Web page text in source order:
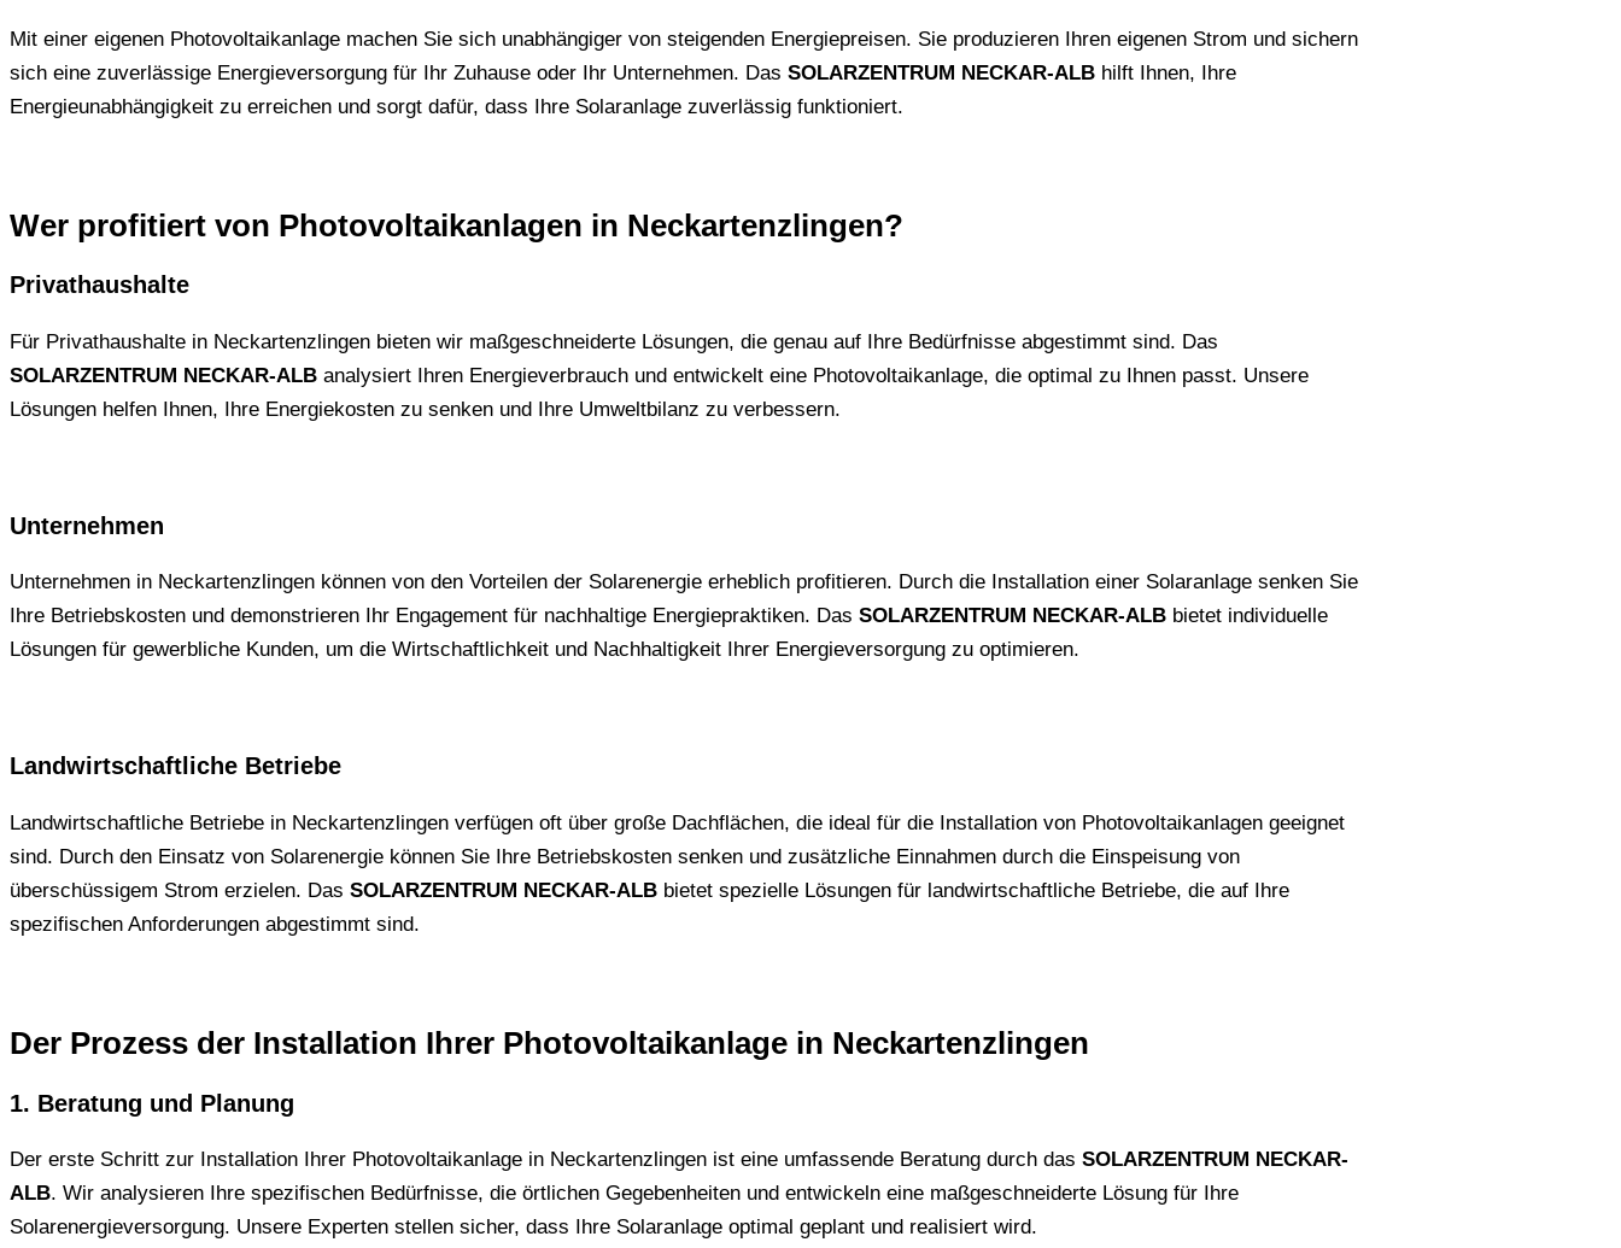
Mit einer eigenen Photovoltaikanlage machen Sie sich unabhängiger von steigenden Energiepreisen. Sie produzieren Ihren eigenen Strom und sichern
sich eine zuverlässige Energieversorgung für Ihr Zuhause oder Ihr Unternehmen. Das SOLARZENTRUM NECKAR-ALB hilft Ihnen, Ihre
Energieunabhängigkeit zu erreichen und sorgt dafür, dass Ihre Solaranlage zuverlässig funktioniert.
Wer profitiert von Photovoltaikanlagen in Neckartenzlingen?
Privathaushalte
Für Privathaushalte in Neckartenzlingen bieten wir maßgeschneiderte Lösungen, die genau auf Ihre Bedürfnisse abgestimmt sind. Das
SOLARZENTRUM NECKAR-ALB analysiert Ihren Energieverbrauch und entwickelt eine Photovoltaikanlage, die optimal zu Ihnen passt. Unsere
Lösungen helfen Ihnen, Ihre Energiekosten zu senken und Ihre Umweltbilanz zu verbessern.
Unternehmen
Unternehmen in Neckartenzlingen können von den Vorteilen der Solarenergie erheblich profitieren. Durch die Installation einer Solaranlage senken Sie
Ihre Betriebskosten und demonstrieren Ihr Engagement für nachhaltige Energiepraktiken. Das SOLARZENTRUM NECKAR-ALB bietet individuelle
Lösungen für gewerbliche Kunden, um die Wirtschaftlichkeit und Nachhaltigkeit Ihrer Energieversorgung zu optimieren.
Landwirtschaftliche Betriebe
Landwirtschaftliche Betriebe in Neckartenzlingen verfügen oft über große Dachflächen, die ideal für die Installation von Photovoltaikanlagen geeignet
sind. Durch den Einsatz von Solarenergie können Sie Ihre Betriebskosten senken und zusätzliche Einnahmen durch die Einspeisung von
überschüssigem Strom erzielen. Das SOLARZENTRUM NECKAR-ALB bietet spezielle Lösungen für landwirtschaftliche Betriebe, die auf Ihre
spezifischen Anforderungen abgestimmt sind.
Der Prozess der Installation Ihrer Photovoltaikanlage in Neckartenzlingen
1. Beratung und Planung
Der erste Schritt zur Installation Ihrer Photovoltaikanlage in Neckartenzlingen ist eine umfassende Beratung durch das SOLARZENTRUM NECKAR-
ALB. Wir analysieren Ihre spezifischen Bedürfnisse, die örtlichen Gegebenheiten und entwickeln eine maßgeschneiderte Lösung für Ihre
Solarenergieversorgung. Unsere Experten stellen sicher, dass Ihre Solaranlage optimal geplant und realisiert wird.